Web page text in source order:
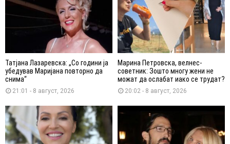
Татјана Лазаревска: „Со години ја
убедував Маријана повторно да
снима“
21:01 - 8 август, 2026
Марина Петровска, велнес-
советник: Зошто многу жени не
можат да ослабат иако се трудат?
20:02 - 8 август, 2026